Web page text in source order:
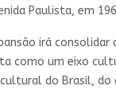
Paulista, em
irá consolidar
como um eixo
do Brasil, do